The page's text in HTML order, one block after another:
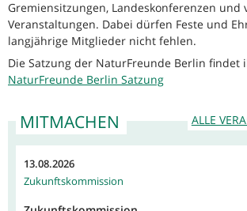
Gremiensitzungen, Landeskonferenzen und
Veranstaltungen. Dabei dürfen Feste und
langjährige Mitglieder nicht fehlen.
Die Satzung der NaturFreunde Berlin findet
NaturFreunde Berlin Satzung
ALLE
MITMACHEN
13.08.2026
Zukunftskommission